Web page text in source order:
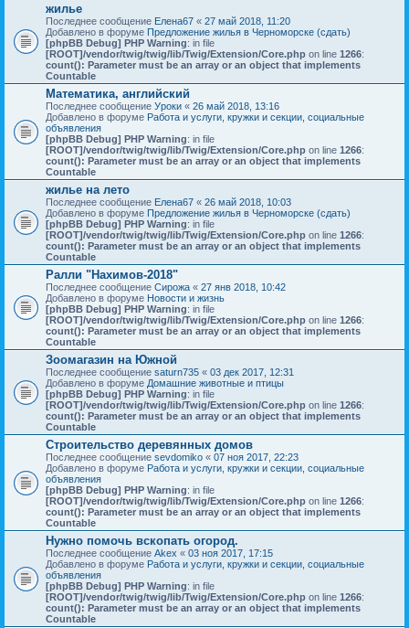
жилье
Последнее сообщение Елена67 « 27 май 2018, 11:20
Добавлено в форуме Предложение жилья в Черноморске (сдать)
[phpBB Debug] PHP Warning: in file
[ROOT]/vendor/twig/twig/lib/Twig/Extension/Core.php on line 1266:
count(): Parameter must be an array or an object that implements
Countable
Математика, английский
Последнее сообщение Уроки « 26 май 2018, 13:16
Добавлено в форуме Работа и услуги, кружки и секции, социальные
объявления
[phpBB Debug] PHP Warning: in file
[ROOT]/vendor/twig/twig/lib/Twig/Extension/Core.php on line 1266:
count(): Parameter must be an array or an object that implements
Countable
жилье на лето
Последнее сообщение Елена67 « 26 май 2018, 10:03
Добавлено в форуме Предложение жилья в Черноморске (сдать)
[phpBB Debug] PHP Warning: in file
[ROOT]/vendor/twig/twig/lib/Twig/Extension/Core.php on line 1266:
count(): Parameter must be an array or an object that implements
Countable
Ралли "Нахимов-2018"
Последнее сообщение Сирожа « 27 янв 2018, 10:42
Добавлено в форуме Новости и жизнь
[phpBB Debug] PHP Warning: in file
[ROOT]/vendor/twig/twig/lib/Twig/Extension/Core.php on line 1266:
count(): Parameter must be an array or an object that implements
Countable
Зоомагазин на Южной
Последнее сообщение saturn735 « 03 дек 2017, 12:31
Добавлено в форуме Домашние животные и птицы
[phpBB Debug] PHP Warning: in file
[ROOT]/vendor/twig/twig/lib/Twig/Extension/Core.php on line 1266:
count(): Parameter must be an array or an object that implements
Countable
Строительство деревянных домов
Последнее сообщение sevdomiko « 07 ноя 2017, 22:23
Добавлено в форуме Работа и услуги, кружки и секции, социальные
объявления
[phpBB Debug] PHP Warning: in file
[ROOT]/vendor/twig/twig/lib/Twig/Extension/Core.php on line 1266:
count(): Parameter must be an array or an object that implements
Countable
Нужно помочь вскопать огород.
Последнее сообщение Akex « 03 ноя 2017, 17:15
Добавлено в форуме Работа и услуги, кружки и секции, социальные
объявления
[phpBB Debug] PHP Warning: in file
[ROOT]/vendor/twig/twig/lib/Twig/Extension/Core.php on line 1266:
count(): Parameter must be an array or an object that implements
Countable